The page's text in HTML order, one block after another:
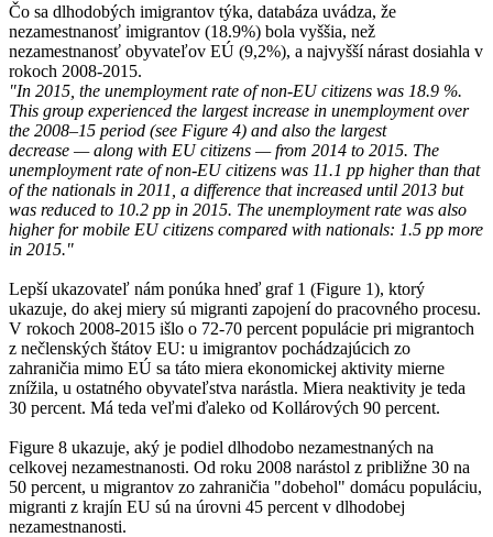
Čo sa dlhodobých imigrantov týka, databáza uvádza, že
nezamestnanosť imigrantov (18.9%) bola vyššia, než
nezamestnanosť obyvateľov EÚ (9,2%), a najvyšší nárast dosiahla v
rokoch 2008-2015.
"In 2015, the unemployment rate of non-EU citizens was 18.9 %.
This group experienced the largest increase in unemployment over
the 2008–15 period (see Figure 4) and also the largest
decrease — along with EU citizens — from 2014 to 2015. The
unemployment rate of non-EU citizens was 11.1 pp higher than that
of the nationals in 2011, a difference that increased until 2013 but
was reduced to 10.2 pp in 2015. The unemployment rate was also
higher for mobile EU citizens compared with nationals: 1.5 pp more
in 2015."
Lepší ukazovateľ nám ponúka hneď graf 1 (Figure 1), ktorý
ukazuje, do akej miery sú migranti zapojení do pracovného procesu.
V rokoch 2008-2015 išlo o 72-70 percent populácie pri migrantoch
z nečlenských štátov EU: u imigrantov pochádzajúcich zo
zahraničia mimo EÚ sa táto miera ekonomickej aktivity mierne
znížila, u ostatného obyvateľstva narástla. Miera neaktivity je teda
30 percent. Má teda veľmi ďaleko od Kollárových 90 percent.
Figure 8 ukazuje, aký je podiel dlhodobo nezamestnaných na
celkovej nezamestnanosti. Od roku 2008 narástol z približne 30 na
50 percent, u migrantov zo zahraničia "dobehol" domácu populáciu,
migranti z krajín EU sú na úrovni 45 percent v dlhodobej
nezamestnanosti.